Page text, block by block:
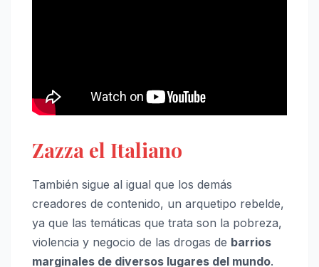
Zazza el Italiano
También sigue al igual que los demás
creadores de contenido, un arquetipo rebelde,
ya que las temáticas que trata son la pobreza,
violencia y negocio de las drogas de barrios
marginales de diversos lugares del mundo.